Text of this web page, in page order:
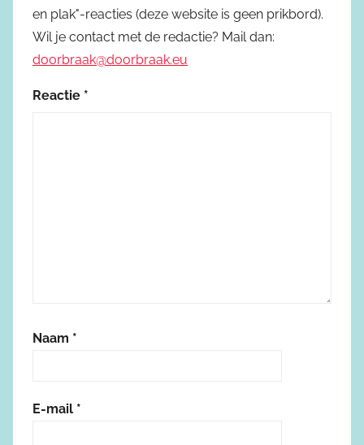
en plak"-reacties (deze website is geen prikbord).
Wil je contact met de redactie? Mail dan:
doorbraak@doorbraak.eu
Reactie *
Naam *
E-mail *